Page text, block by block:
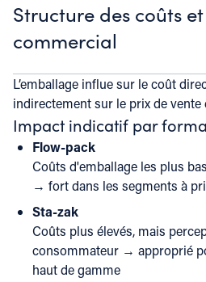
Structure des coûts
commercial
L’emballage influe sur le coût
indirectement sur le prix de vente
Impact indicatif par
Flow-pack
Coûts d'emballage les plus
→ fort dans les segments à
Sta-zak
Coûts plus élevés, mais
consommateur → approprié
haut de gamme